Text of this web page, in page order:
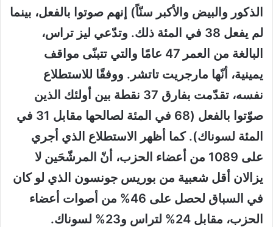
الذكور والبيض والأكبر سنّاً) إنهم صوتوا بالفعل، بينما
لم يفعل 38 في المئة ذلك. وتدّعي ليز تراس،
البالغة من العمر 47 عامًا والتي تتبنّى مواقف
يمينية، أنّها مارجريت تاتشر. ووفقًا للاستطلاع
نفسه، تقدّمت بفارق 37 نقطة بين أولئك الذين
صوّتوا بالفعل (68 في المئة لصالحها مقابل 31 في
المئة لسوناك). كما أظهر الاستطلاع الذي أجري
على 1089 من أعضاء الحزب، أنّ المرشّحَين لا
يزالان أقل شعبية من بوريس جونسون الذي لو كان
في السباق لحصل على 46% من أصوات أعضاء
الحزب، مقابل 24% لتراس و23% لسوناك.